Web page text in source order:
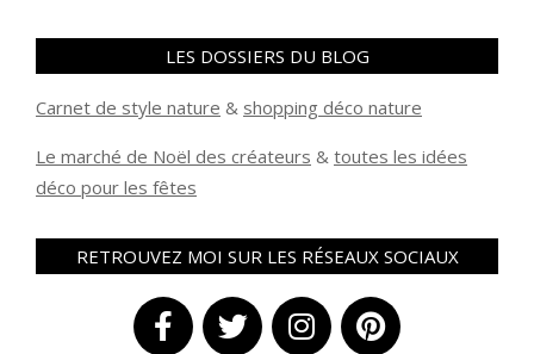
LES DOSSIERS DU BLOG
Carnet de style nature & shopping déco nature
Le marché de Noël des créateurs & toutes les idées
déco pour les fêtes
RETROUVEZ MOI SUR LES RÉSEAUX SOCIAUX